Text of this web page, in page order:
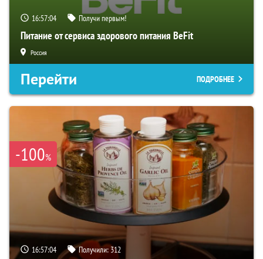
16:57:03 Получи первым!
Питание от сервиса здорового питания BeFit
Россия
Перейти ПОДРОБНЕЕ
-100%
16:57:03 Получили: 312